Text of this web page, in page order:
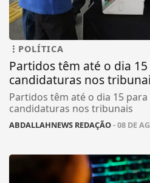
POLÍTICA
Partidos têm até o dia
candidaturas nos
Partidos têm até o dia 15
candidaturas nos tribunais
ABDALLAHNEWS REDAÇÃO- 08 DE